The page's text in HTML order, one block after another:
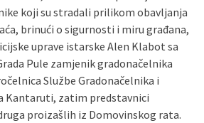
koji su stradali prilikom obavljanja
brinući o sigurnosti i miru građana,
uprave istarske Alen Klabot sa
Pule zamjenik gradonačelnika
Službe Gradonačelnika i
Kantaruti, zatim predstavnici
proizašlih iz Domovinskog rata.